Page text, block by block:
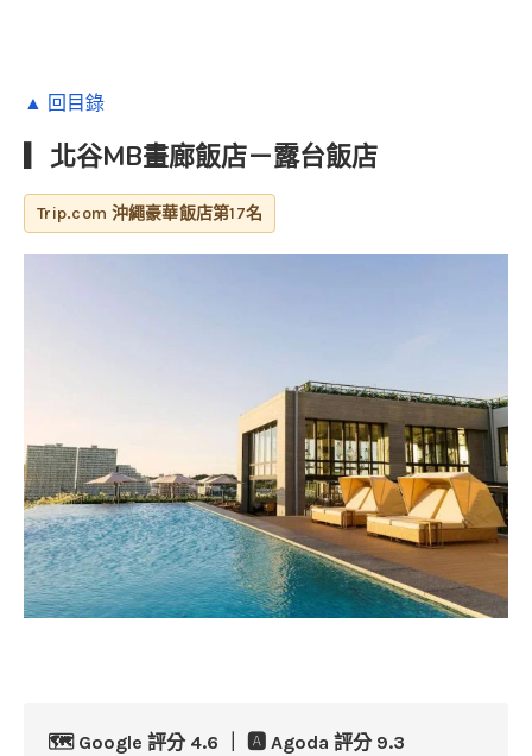
▲ 回目錄
▎北谷MB畫廊飯店－露台飯店
Trip.com 沖繩豪華飯店第17名
🗺️ Google 評分 4.6 ｜ 🅰️ Agoda 評分 9.3